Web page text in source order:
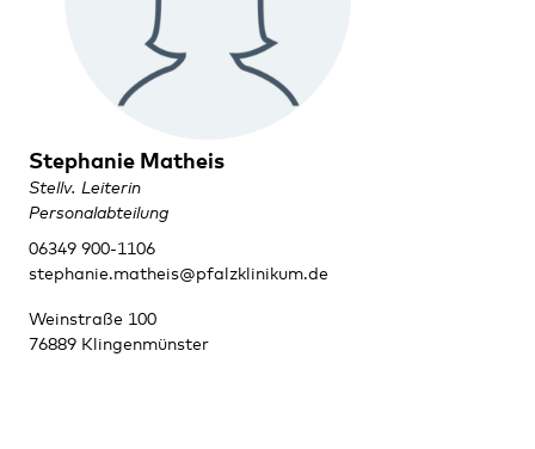
Stephanie Matheis
Stellv. Leiterin
Personalabteilung
06349 900-1106
stephanie.matheis@pfalzklinikum.de
Weinstraße 100
76889 Klingenmünster